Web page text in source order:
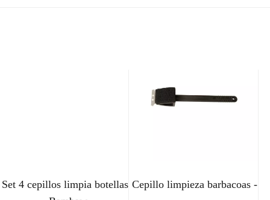
Set 4 cepillos limpia botellas Cepillo limpieza barbacoas -